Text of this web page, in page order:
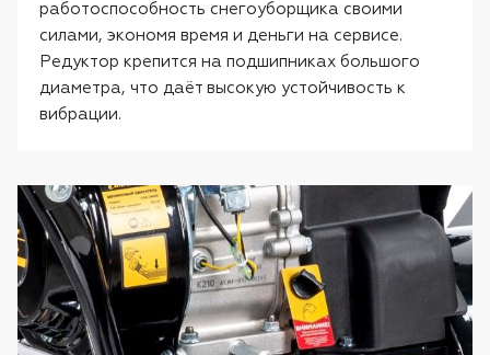
работоспособность снегоуборщика своими
силами, экономя время и деньги на сервисе.
Редуктор крепится на подшипниках большого
диаметра, что даёт высокую устойчивость к
вибрации.